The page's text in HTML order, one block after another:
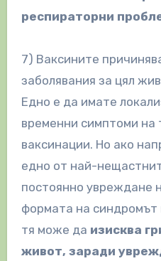
респираторни
7) Ваксините
заболявания за цял
Едно е да имате
временни симптоми на
ваксинации. Но ако
едно от най-
постоянно увреждане
формата на синдромът
тя може да изисква
живот, заради